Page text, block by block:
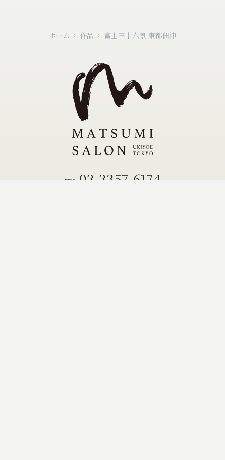
ホーム > 作品 > 富士三十六景 東都佃沖
TEL. 03-3357-6174